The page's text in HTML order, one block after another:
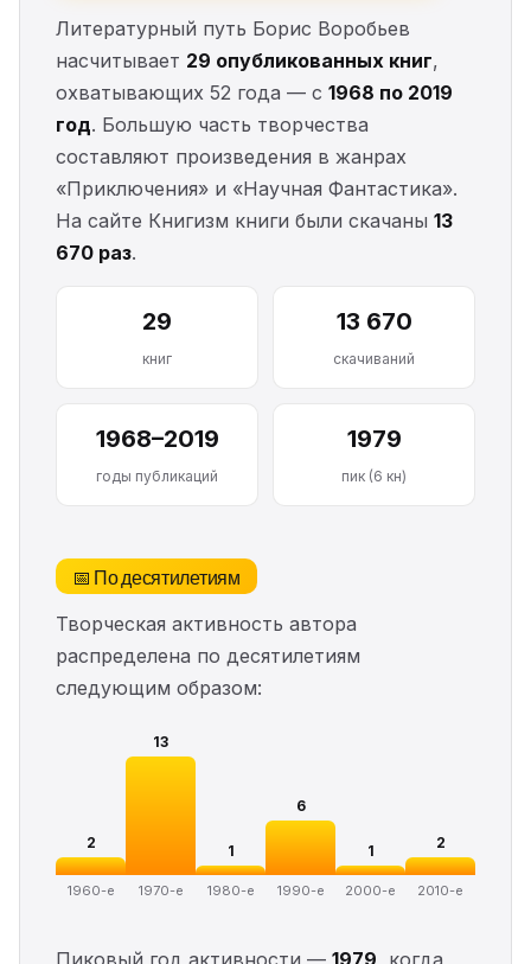
Литературный путь Борис Воробьев
насчитывает 29 опубликованных книг,
охватывающих 52 года — с 1968 по 2019
год. Большую часть творчества
составляют произведения в жанрах
«Приключения» и «Научная Фантастика».
На сайте Книгизм книги были скачаны 13
670 раз.
29
книг
13 670
скачиваний
1968–2019
годы публикаций
1979
пик (6 кн)
📅 По десятилетиям
Творческая активность автора
распределена по десятилетиям
следующим образом:
2
1960-е
13
1970-е
1
1980-е
6
1990-е
1
2000-е
2
2010-е
Пиковый год активности — 1979 , когда